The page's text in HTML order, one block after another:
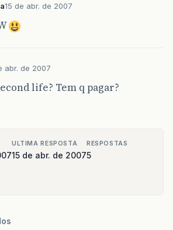
15 de abr. de 2007
abr. de 2007
life? Tem q pagar?
ULTIMA RESPOSTA
15 de abr. de 2007
RESPOSTAS
5